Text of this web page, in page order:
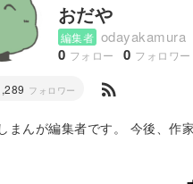
おだや
編集者 odayakamura
0 フォロー 0 フォロワー
フォロワー rss_feed
まんが編集者です。 今後、作